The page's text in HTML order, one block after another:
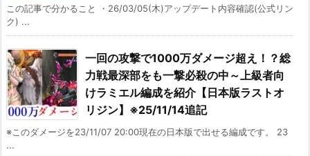
この記事で分かること ・26/03/05(木)アップデート内容確認(公式リン
ク) ...
一回の攻撃で1000万ダメージ超え！？総
力戦最深部をも一撃必殺の中～上級者向
けラミエル編成を紹介【日本版ラストオ
リジン】※25/11/14追記
※このダメージを23/11/07 20:00現在の日本版で出せる編成です。 23
...